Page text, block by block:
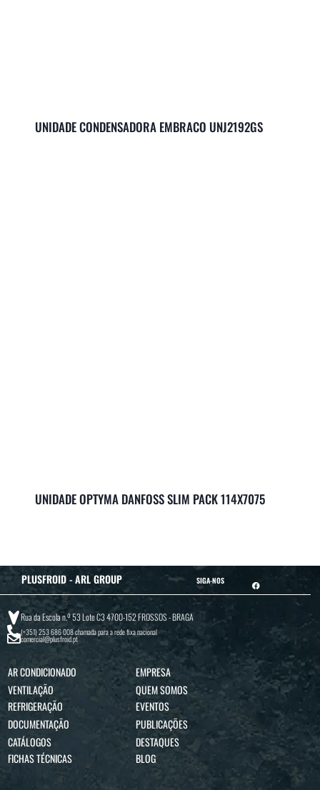
UNIDADE CONDENSADORA EMBRACO UNJ2192GS
UNIDADE OPTYMA DANFOSS SLIM PACK 114X7075
PLUSFROID - ARL GROUP SIGA-NOS
Rua da Escola n.º 53 Lote C3 4700-152 FROSSOS - BRAGA
(+351) 253 686 008chamada para a rede fixa nacional
comercial@plusfroid.pt
AR CONDICIONADO
VENTILAÇÃO
REFRIGERAÇÃO
EMPRESA
QUEM SOMOS
EVENTOS
DOCUMENTAÇÃO
CATÁLOGOS
FICHAS TÉCNICAS
PUBLICAÇÕES
DESTAQUES
BLOG